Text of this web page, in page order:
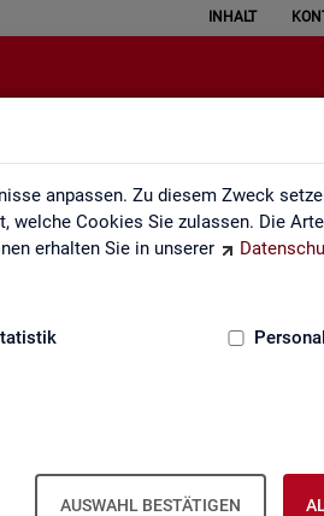
anpassen. Zu diesem Zweck
welche Cookies Sie zulassen. Die
erhalten Sie in unserer
AUSWAHL BESTÄTIGEN
INHALT
und Kritik